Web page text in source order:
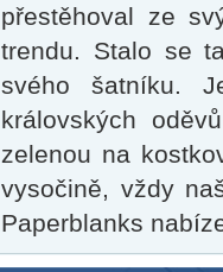
přestěhoval ze
trendu. Stalo se
svého šatníku.
královských
zelenou na
vysočině, vždy
Paperblanks